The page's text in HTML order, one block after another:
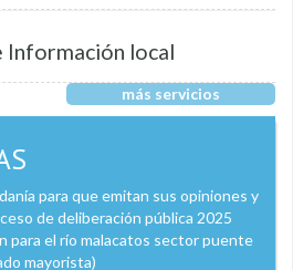
Información local
más servicios
para que emitan sus opiniones y
de deliberación pública 2025
para el río malacatos sector puente
mayorista)